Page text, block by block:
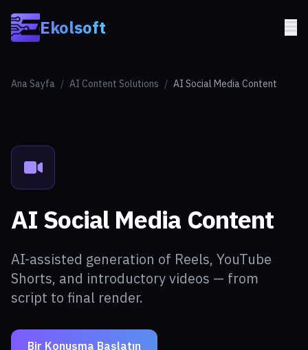
Ekolsoft
Ana Sayfa / AI Content Solutions / AI Social Media Content
AI Social Media Content
AI-assisted generation of Reels, YouTube
Shorts, and introductory videos — from
script to final render.
Bir Konuşma Başlatın